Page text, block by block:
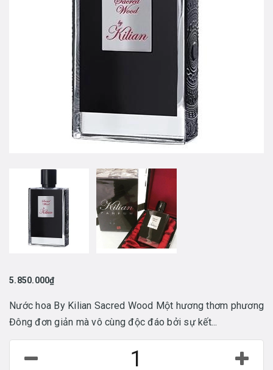
5.850.000₫
Nước hoa By Kilian Sacred Wood Một hương thơm phương
Đông đơn giản mà vô cùng độc đáo bởi sự kết...